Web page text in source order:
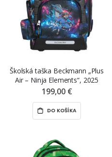
Školská taška Beckmann „Plus
Air – Ninja Elements“, 2025
199,00 €
DO KOŠÍKA